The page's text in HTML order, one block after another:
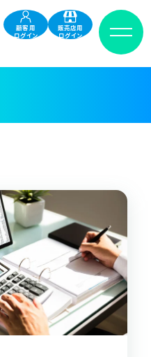
顧客用
ログイン
販売店用
ログイン